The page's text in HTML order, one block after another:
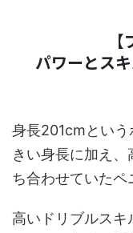
パワーとス
身長201cmとい
きい身長に加え
ち合わせていたペ
高いドリブルスキ